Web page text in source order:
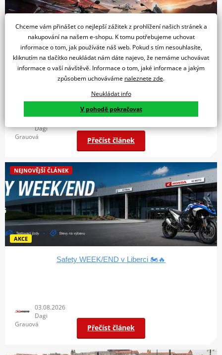
Nižší splátky, nový stroj: jak funguje financování se
zůstatkovou hodnotou na italské motorky?
AKCE
Přečíst článek
Dagi
Grauová
Safety WEEK/END v Liberci 🏍️🔥
NEJNOVĚJŠÍ ČLÁNEK
AKCE
Přečíst článek
03.08.2026
Dagi
Grauová
Chceme vám přinášet co nejlepší zážitek z prohlížení našich stránek a
nakupování na našem e-shopu. K tomu potřebujeme uchovat
informace o tom, jak používáte náš web. Pokud s tím nesouhlasíte,
kliknutím na tlačítko neukládat nám dáte najevo, že nemáme uchovávat
informace o vaší návštěvě. Informace o tom, jaké informace a jakým
způsobem uchováváme naleznete zde.
Neukládat info
V pohodě pokračovat